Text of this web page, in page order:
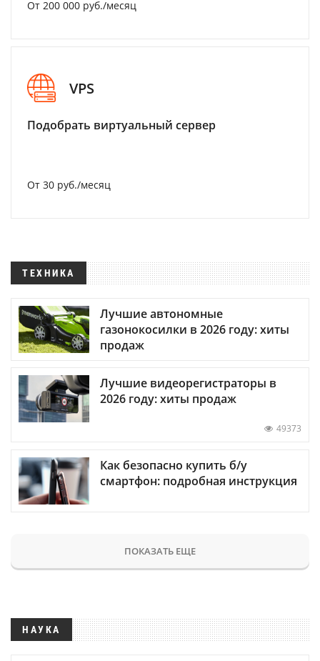
От 200 000 руб./месяц
VPS
Подобрать виртуальный сервер
От 30 руб./месяц
ТЕХНИКА
Лучшие автономные
газонокосилки в 2026 году: хиты
продаж
Лучшие видеорегистраторы в
2026 году: хиты продаж
49373
Как безопасно купить б/у
смартфон: подробная инструкция
ПОКАЗАТЬ ЕЩЕ
НАУКА